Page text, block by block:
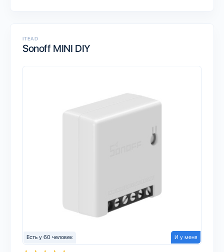
ITEAD
Sonoff MINI DIY
Есть у 60 человек И у меня